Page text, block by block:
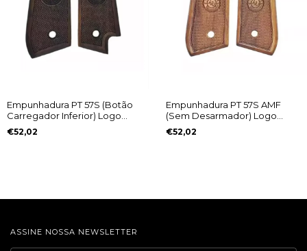
Empunhadura PT 57S (Botão
Carregador Inferior) Logo
Taurus Antigo
€52,02
Empunhadura PT 57S AMF
(Sem Desarmador) Logo
Taurus Antigo
€52,02
ASSINE NOSSA NEWSLETTER